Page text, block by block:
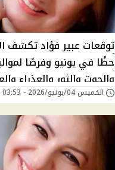
توقعات عبير فؤاد تكشف
حظًا في يونيو وفرصًا
والحوت والثور والعذراء
الخميس 04/يونيو/2026 - 03:53 م